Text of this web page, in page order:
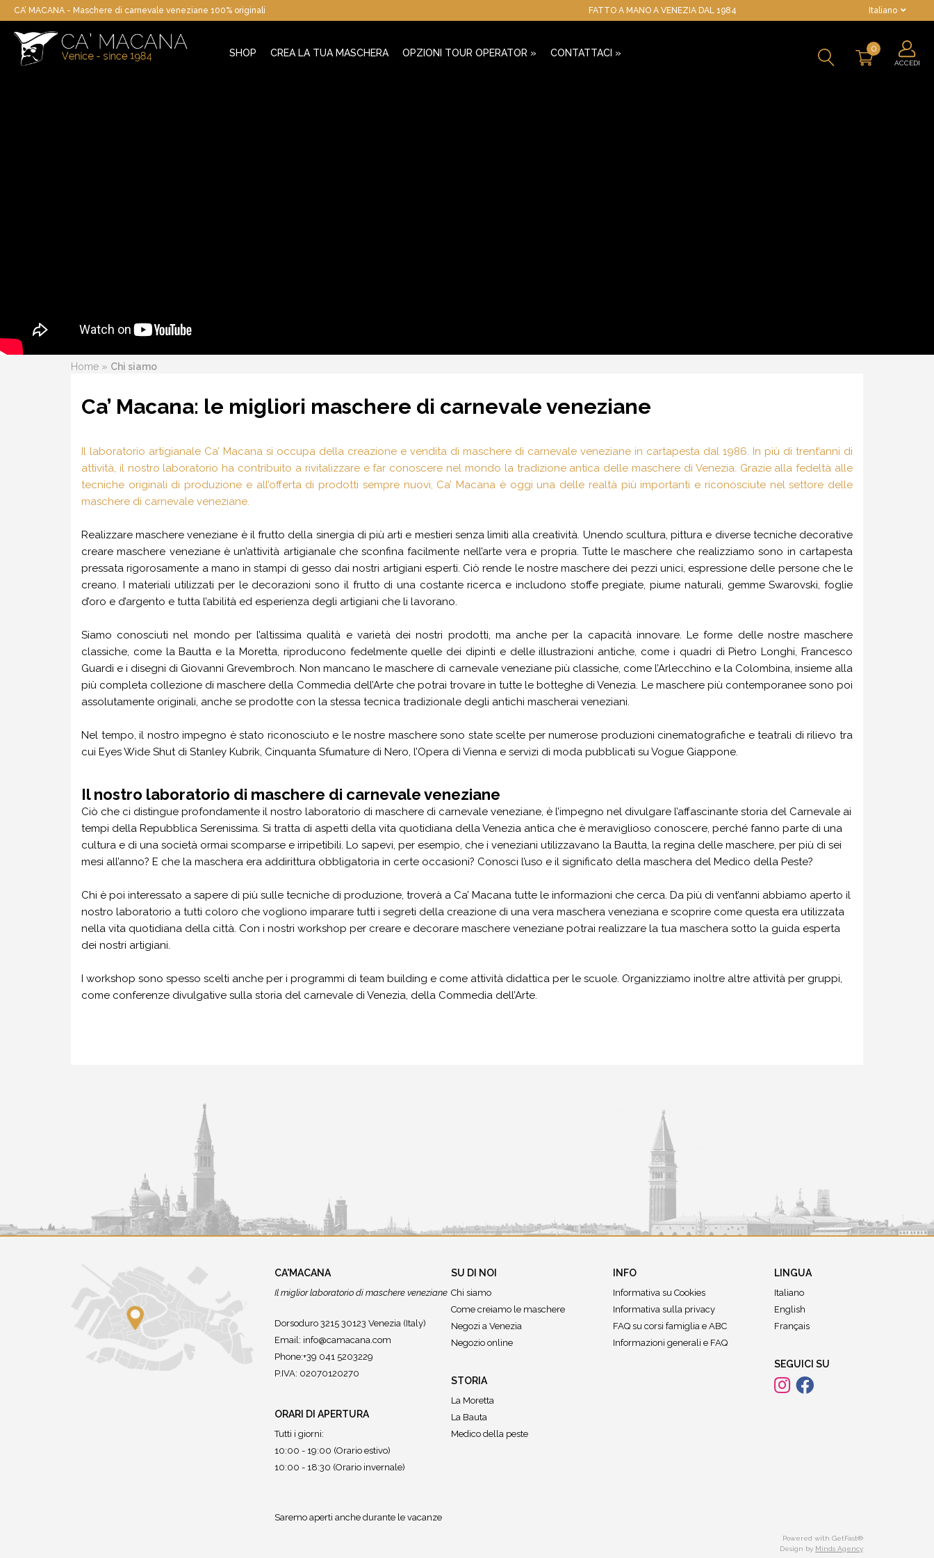
CA’ MACANA - Maschere di carnevale veneziane 100% originali FATTO A MANO A VENEZIA DAL 1984 Italiano
SHOP CREA LA TUA MASCHERA OPZIONI TOUR OPERATOR » CONTATTACI » 0
ACCEDI
Home » Chi siamo
Ca’ Macana: le migliori maschere di carnevale veneziane
Il laboratorio artigianale Ca’ Macana si occupa della creazione e vendita di maschere di carnevale veneziane in cartapesta dal 1986. In più di trent’anni di
attività, il nostro laboratorio ha contribuito a rivitalizzare e far conoscere nel mondo la tradizione antica delle maschere di Venezia. Grazie alla fedeltà alle
tecniche originali di produzione e all’offerta di prodotti sempre nuovi, Ca’ Macana è oggi una delle realtà più importanti e riconosciute nel settore delle
maschere di carnevale veneziane.
Realizzare maschere veneziane è il frutto della sinergia di più arti e mestieri senza limiti alla creatività. Unendo scultura, pittura e diverse tecniche decorative
creare maschere veneziane è un’attività artigianale che sconfina facilmente nell’arte vera e propria. Tutte le maschere che realizziamo sono in cartapesta
pressata rigorosamente a mano in stampi di gesso dai nostri artigiani esperti. Ciò rende le nostre maschere dei pezzi unici, espressione delle persone che le
creano. I materiali utilizzati per le decorazioni sono il frutto di una costante ricerca e includono stoffe pregiate, piume naturali, gemme Swarovski, foglie
d’oro e d’argento e tutta l’abilità ed esperienza degli artigiani che li lavorano.
Siamo conosciuti nel mondo per l’altissima qualità e varietà dei nostri prodotti, ma anche per la capacità innovare. Le forme delle nostre maschere
classiche, come la Bautta e la Moretta, riproducono fedelmente quelle dei dipinti e delle illustrazioni antiche, come i quadri di Pietro Longhi, Francesco
Guardi e i disegni di Giovanni Grevembroch. Non mancano le maschere di carnevale veneziane più classiche, come l’Arlecchino e la Colombina, insieme alla
più completa collezione di maschere della Commedia dell’Arte che potrai trovare in tutte le botteghe di Venezia. Le maschere più contemporanee sono poi
assolutamente originali, anche se prodotte con la stessa tecnica tradizionale degli antichi mascherai veneziani.
Nel tempo, il nostro impegno è stato riconosciuto e le nostre maschere sono state scelte per numerose produzioni cinematografiche e teatrali di rilievo tra
cui Eyes Wide Shut di Stanley Kubrik, Cinquanta Sfumature di Nero, l’Opera di Vienna e servizi di moda pubblicati su Vogue Giappone.
Il nostro laboratorio di maschere di carnevale veneziane
Ciò che ci distingue profondamente il nostro laboratorio di maschere di carnevale veneziane, è l’impegno nel divulgare l’affascinante storia del Carnevale ai
tempi della Repubblica Serenissima. Si tratta di aspetti della vita quotidiana della Venezia antica che è meraviglioso conoscere, perché fanno parte di una
cultura e di una società ormai scomparse e irripetibili. Lo sapevi, per esempio, che i veneziani utilizzavano la Bautta, la regina delle maschere, per più di sei
mesi all’anno? E che la maschera era addirittura obbligatoria in certe occasioni? Conosci l’uso e il significato della maschera del Medico della Peste?
Chi è poi interessato a sapere di più sulle tecniche di produzione, troverà a Ca’ Macana tutte le informazioni che cerca. Da più di vent’anni abbiamo aperto il
nostro laboratorio a tutti coloro che vogliono imparare tutti i segreti della creazione di una vera maschera veneziana e scoprire come questa era utilizzata
nella vita quotidiana della città. Con i nostri workshop per creare e decorare maschere veneziane potrai realizzare la tua maschera sotto la guida esperta
dei nostri artigiani.
I workshop sono spesso scelti anche per i programmi di team building e come attività didattica per le scuole. Organizziamo inoltre altre attività per gruppi,
come conferenze divulgative sulla storia del carnevale di Venezia, della Commedia dell’Arte.
CA'MACANA
Il miglior laboratorio di maschere veneziane
Dorsoduro 3215 30123 Venezia (Italy)
Email: info@camacana.com
Phone:+39 041 5203229
P.IVA: 02070120270
ORARI DI APERTURA
Tutti i giorni:
10:00 - 19:00 (Orario estivo)
10:00 - 18:30 (Orario invernale)
Saremo aperti anche durante le vacanze
SU DI NOI
Chi siamo
Come creiamo le maschere
Negozi a Venezia
Negozio online
STORIA
La Moretta
La Bauta
Medico della peste
INFO
Informativa su Cookies
Informativa sulla privacy
FAQ su corsi famiglia e ABC
Informazioni generali e FAQ
LINGUA
Italiano
English
Français
SEGUICI SU
Powered with GetFast®
Design by Minds Agency